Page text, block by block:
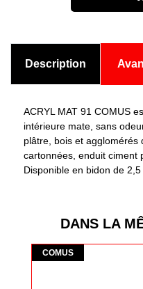
Description
ACRYL MAT 91 COMUS
intérieure mate, sans
plâtre, bois et agglomérés
cartonnées, enduit ciment
Disponible en bidon de 2,5
DANS LA
COMUS
Comus